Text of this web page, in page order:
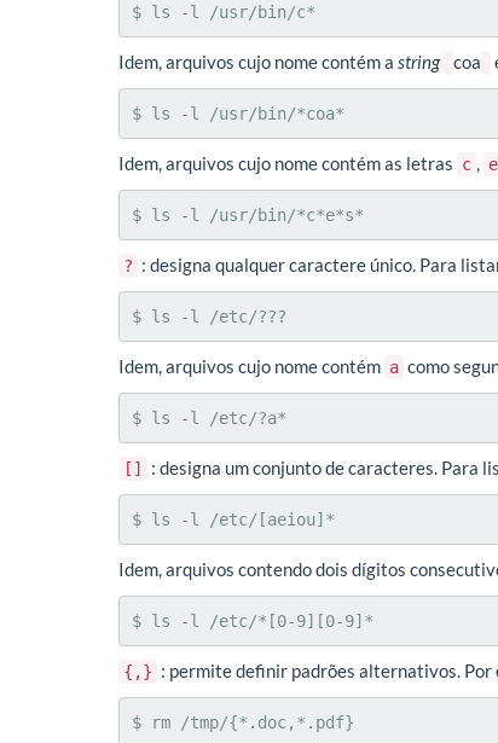
$ ls -l /usr/bin/c*
Idem, arquivos cujo nome contém a string coa
$ ls -l /usr/bin/*coa*
Idem, arquivos cujo nome contém as letras c , e
$ ls -l /usr/bin/*c*e*s*
? : designa qualquer caractere único. Para
$ ls -l /etc/???
Idem, arquivos cujo nome contém a como
$ ls -l /etc/?a*
[] : designa um conjunto de caracteres. Para
$ ls -l /etc/[aeiou]*
Idem, arquivos contendo dois dígitos
$ ls -l /etc/*[0-9][0-9]*
{,} : permite definir padrões alternativos.
$ rm /tmp/{*.doc,*.pdf}